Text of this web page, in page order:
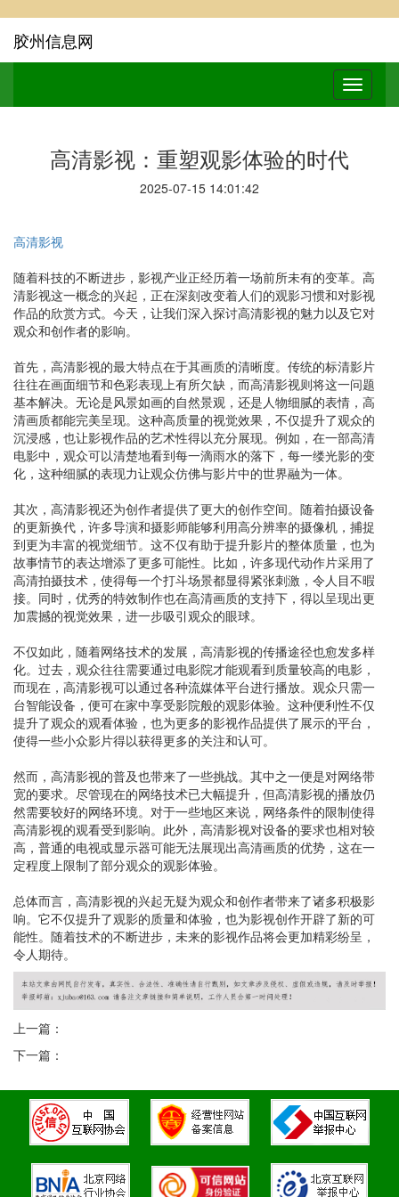
胶州信息网
高清影视：重塑观影体验的时代
2025-07-15 14:01:42
高清影视
随着科技的不断进步，影视产业正经历着一场前所未有的变革。高
清影视这一概念的兴起，正在深刻改变着人们的观影习惯和对影视
作品的欣赏方式。今天，让我们深入探讨高清影视的魅力以及它对
观众和创作者的影响。
首先，高清影视的最大特点在于其画质的清晰度。传统的标清影片
往往在画面细节和色彩表现上有所欠缺，而高清影视则将这一问题
基本解决。无论是风景如画的自然景观，还是人物细腻的表情，高
清画质都能完美呈现。这种高质量的视觉效果，不仅提升了观众的
沉浸感，也让影视作品的艺术性得以充分展现。例如，在一部高清
电影中，观众可以清楚地看到每一滴雨水的落下，每一缕光影的变
化，这种细腻的表现力让观众仿佛与影片中的世界融为一体。
其次，高清影视还为创作者提供了更大的创作空间。随着拍摄设备
的更新换代，许多导演和摄影师能够利用高分辨率的摄像机，捕捉
到更为丰富的视觉细节。这不仅有助于提升影片的整体质量，也为
故事情节的表达增添了更多可能性。比如，许多现代动作片采用了
高清拍摄技术，使得每一个打斗场景都显得紧张刺激，令人目不暇
接。同时，优秀的特效制作也在高清画质的支持下，得以呈现出更
加震撼的视觉效果，进一步吸引观众的眼球。
不仅如此，随着网络技术的发展，高清影视的传播途径也愈发多样
化。过去，观众往往需要通过电影院才能观看到质量较高的电影，
而现在，高清影视可以通过各种流媒体平台进行播放。观众只需一
台智能设备，便可在家中享受影院般的观影体验。这种便利性不仅
提升了观众的观看体验，也为更多的影视作品提供了展示的平台，
使得一些小众影片得以获得更多的关注和认可。
然而，高清影视的普及也带来了一些挑战。其中之一便是对网络带
宽的要求。尽管现在的网络技术已大幅提升，但高清影视的播放仍
然需要较好的网络环境。对于一些地区来说，网络条件的限制使得
高清影视的观看受到影响。此外，高清影视对设备的要求也相对较
高，普通的电视或显示器可能无法展现出高清画质的优势，这在一
定程度上限制了部分观众的观影体验。
总体而言，高清影视的兴起无疑为观众和创作者带来了诸多积极影
响。它不仅提升了观影的质量和体验，也为影视创作开辟了新的可
能性。随着技术的不断进步，未来的影视作品将会更加精彩纷呈，
令人期待。
上一篇：
下一篇：